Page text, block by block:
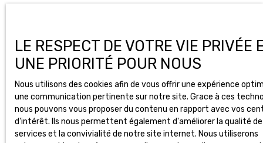
LE RESPECT DE VOTRE VIE PRIVÉE
UNE PRIORITÉ POUR NOUS
Nous utilisons des cookies afin de vous offrir une expérience
une communication pertinente sur notre site. Grace à ces
nous pouvons vous proposer du contenu en rapport avec vos
d'intérêt. Ils nous permettent également d'améliorer la qualité
services et la convivialité de notre site internet. Nous utiliserons